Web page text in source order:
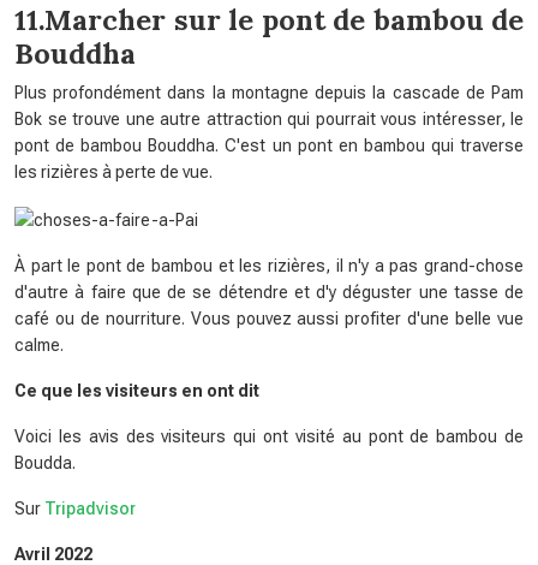
11.Marcher sur le pont de bambou de
Bouddha
Plus profondément dans la montagne depuis la cascade de Pam
Bok se trouve une autre attraction qui pourrait vous intéresser, le
pont de bambou Bouddha. C'est un pont en bambou qui traverse
les rizières à perte de vue.
À part le pont de bambou et les rizières, il n'y a pas grand-chose
d'autre à faire que de se détendre et d'y déguster une tasse de
café ou de nourriture. Vous pouvez aussi profiter d'une belle vue
calme.
Ce que les visiteurs en ont dit
Voici les avis des visiteurs qui ont visité au pont de bambou de
Boudda.
Sur Tripadvisor
Avril 2022